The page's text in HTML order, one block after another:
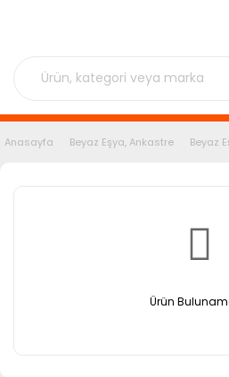
Anasayfa Beyaz Eşya, Ankastre Beyaz
Ürün